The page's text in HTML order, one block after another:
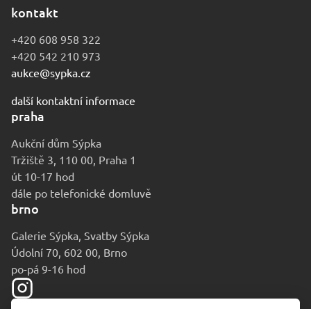
kontakt
+420 608 958 322
+420 542 210 973
aukce@sypka.cz
další kontaktní informace
praha
Aukční dům Sýpka
Tržiště 3, 110 00, Praha 1
út 10-17 hod
dále po telefonické domluvě
brno
Galerie Sýpka, Svatby Sýpka
Údolní 70, 602 00, Brno
po-pá 9-16 hod